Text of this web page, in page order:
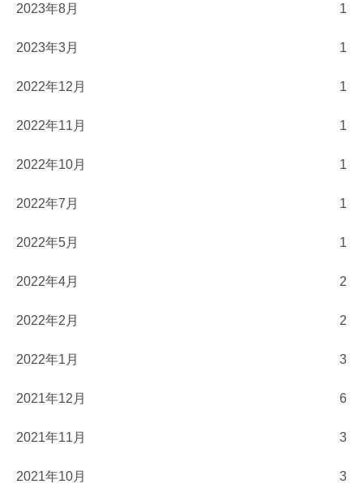
2023年8月 1
2023年3月 1
2022年12月 1
2022年11月 1
2022年10月 1
2022年7月 1
2022年5月 1
2022年4月 2
2022年2月 2
2022年1月 3
2021年12月 6
2021年11月 3
2021年10月 3